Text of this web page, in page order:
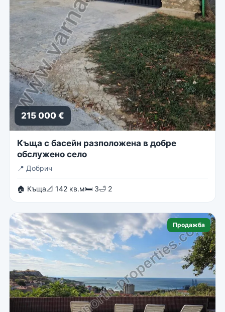
215 000 €
Къща с басейн разположена в добре
обслужено село
📍 Добрич
🏠 Къща📐 142 кв.м🛏 3🛁 2
Продажба